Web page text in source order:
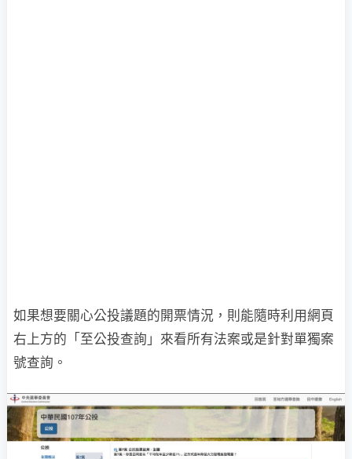
如果想要關心公投議題的開票情況，則能隨時利用網頁
右上方的「至公投查詢」來看所有法案或是針對單獨案
號查詢。